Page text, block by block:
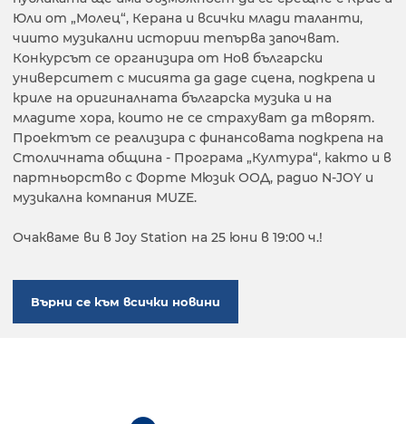
Юли от „Молец“, Керана и всички млади таланти,
чиито музикални истории тепърва започват.
Конкурсът се организира от Нов български
университет с мисията да даде сцена, подкрепа и
криле на оригиналната българска музика и на
младите хора, които не се страхуват да творят.
Проектът се реализира с финансовата подкрепа на
Столичната община - Програма „Култура“, както и в
партньорство с Форте Мюзик ООД, радио N-JOY и
музикална компания MUZE.
Очакваме ви в Joy Station на 25 юни в 19:00 ч.!
Върни се към всички новини